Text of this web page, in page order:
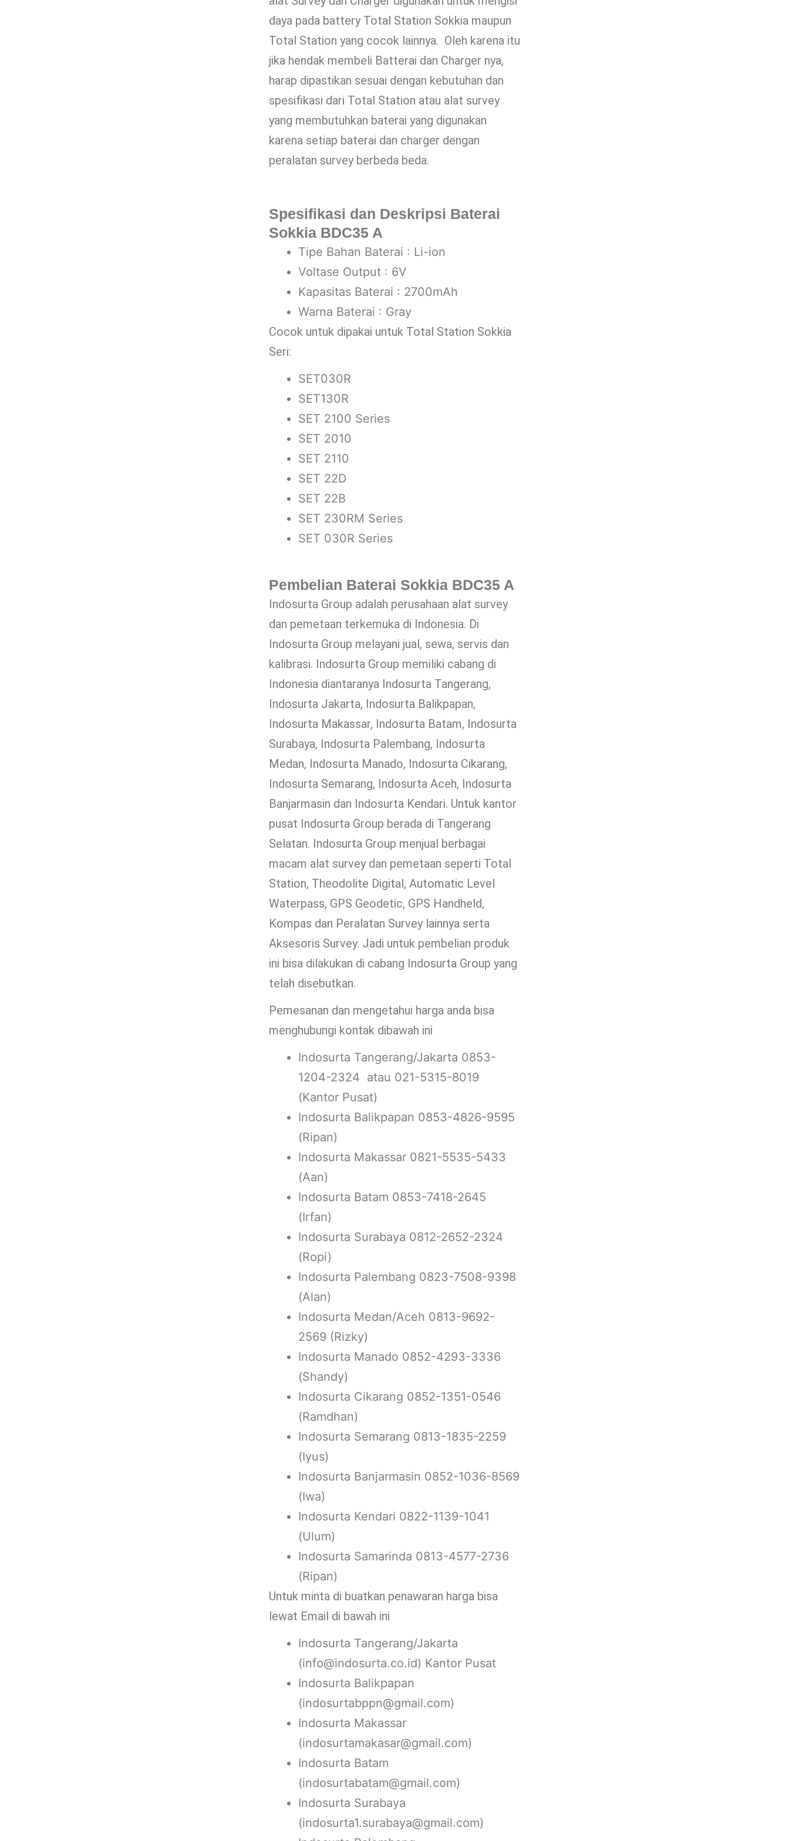
daya pada battery Total Station Sokkia maupun
Total Station yang cocok lainnya. Oleh karena itu
jika hendak membeli Batterai dan Charger nya,
harap dipastikan sesuai dengan kebutuhan dan
spesifikasi dari Total Station atau alat survey
yang membutuhkan baterai yang digunakan
karena setiap baterai dan charger dengan
peralatan survey berbeda beda.
Spesifikasi dan Deskripsi Baterai
Sokkia BDC35 A
Tipe Bahan Baterai : Li-ion
Voltase Output : 6V
Kapasitas Baterai : 2700mAh
Warna Baterai : Gray
Cocok untuk dipakai untuk Total Station Sokkia
Seri:
SET030R
SET130R
SET 2100 Series
SET 2010
SET 2110
SET 22D
SET 22B
SET 230RM Series
SET 030R Series
Pembelian Baterai Sokkia BDC35 A
Indosurta Group adalah perusahaan alat survey
dan pemetaan terkemuka di Indonesia. Di
Indosurta Group melayani jual, sewa, servis dan
kalibrasi. Indosurta Group memiliki cabang di
Indonesia diantaranya Indosurta Tangerang,
Indosurta Jakarta, Indosurta Balikpapan,
Indosurta Makassar, Indosurta Batam, Indosurta
Surabaya, Indosurta Palembang, Indosurta
Medan, Indosurta Manado, Indosurta Cikarang,
Indosurta Semarang, Indosurta Aceh, Indosurta
Banjarmasin dan Indosurta Kendari. Untuk kantor
pusat Indosurta Group berada di Tangerang
Selatan. Indosurta Group menjual berbagai
macam alat survey dan pemetaan seperti Total
Station, Theodolite Digital, Automatic Level
Waterpass, GPS Geodetic, GPS Handheld,
Kompas dan Peralatan Survey lainnya serta
Aksesoris Survey. Jadi untuk pembelian produk
ini bisa dilakukan di cabang Indosurta Group yang
telah disebutkan.
Pemesanan dan mengetahui harga anda bisa
menghubungi kontak dibawah ini
Indosurta Tangerang/Jakarta 0853-
1204-2324 atau 021-5315-8019
(Kantor Pusat)
Indosurta Balikpapan 0853-4826-9595
(Ripan)
Indosurta Makassar 0821-5535-5433
(Aan)
Indosurta Batam 0853-7418-2645
(Irfan)
Indosurta Surabaya 0812-2652-2324
(Ropi)
Indosurta Palembang 0823-7508-9398
(Alan)
Indosurta Medan/Aceh 0813-9692-
2569 (Rizky)
Indosurta Manado 0852-4293-3336
(Shandy)
Indosurta Cikarang 0852-1351-0546
(Ramdhan)
Indosurta Semarang 0813-1835-2259
(Iyus)
Indosurta Banjarmasin 0852-1036-8569
(Iwa)
Indosurta Kendari 0822-1139-1041
(Ulum)
Indosurta Samarinda 0813-4577-2736
(Ripan)
Untuk minta di buatkan penawaran harga bisa
lewat Email di bawah ini
Indosurta Tangerang/Jakarta
(info@indosurta.co.id) Kantor Pusat
Indosurta Balikpapan
(indosurtabppn@gmail.com)
Indosurta Makassar
(indosurtamakasar@gmail.com)
Indosurta Batam
(indosurtabatam@gmail.com)
Indosurta Surabaya
(indosurta1.surabaya@gmail.com)